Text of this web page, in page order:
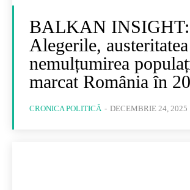
BALKAN INSIGHT:
Alegerile,
nemulțumirea
marcat România în
CRONICA POLITICĂ - DECEMBRIE 24, 2025